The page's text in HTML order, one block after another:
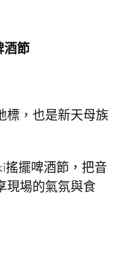
酒節
標，也是新天母族
搖擺啤酒節，把音
現場的氣氛與食